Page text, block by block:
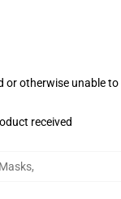
or otherwise unable
received
,